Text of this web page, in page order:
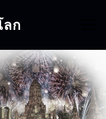
ก